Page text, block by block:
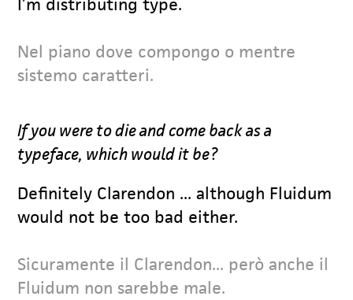
I’m distributing type.
Nel piano dove compongo o mentre
sistemo caratteri.
If you were to die and come back as a
typeface, which would it be?
Definitely Clarendon ... although Fluidum
would not be too bad either.
Sicuramente il Clarendon... però anche il
Fluidum non sarebbe male.